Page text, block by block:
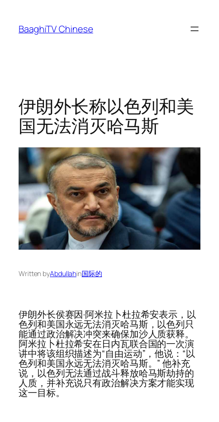
content
BaaghiTV Chinese
伊朗外长称以色列和美
国无法消灭哈马斯
Written byAbdullahin国际的
伊朗外长侯赛因·阿米拉卜杜拉希安表示，以
色列和美国永远无法消灭哈马斯，以色列只
能通过政治解决冲突来确保加沙人质获释。
阿米拉卜杜拉希安在日内瓦联合国的一次演
讲中将该组织描述为“自由运动”，他说：“以
色列和美国永远无法消灭哈马斯。” 他补充
说，以色列无法通过战斗释放哈马斯劫持的
人质，并补充说只有政治解决方案才能实现
这一目标。